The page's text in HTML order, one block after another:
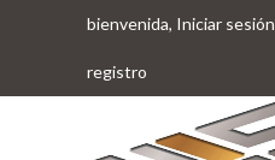
bienvenida, Iniciar sesión
registro